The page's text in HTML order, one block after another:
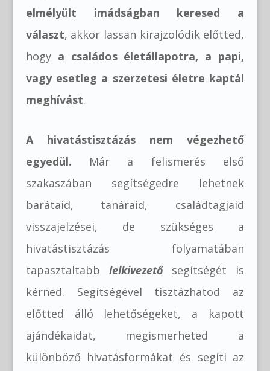
elmélyült imádságban keresed a
választ, akkor lassan kirajzolódik előtted,
hogy a családos életállapotra, a papi,
vagy esetleg a szerzetesi életre kaptál
meghívást.
A hivatástisztázás nem végezhető
egyedül. Már a felismerés első
szakaszában segítségedre lehetnek
barátaid, tanáraid, családtagjaid
visszajelzései, de szükséges a
hivatástisztázás folyamatában
tapasztaltabb lelkivezető
segítségét is
kérned. Segítségével tisztázhatod az
előtted álló lehetőségeket, a kapott
ajándékaidat, megismerheted a
különböző hivatásformákat és segíti az